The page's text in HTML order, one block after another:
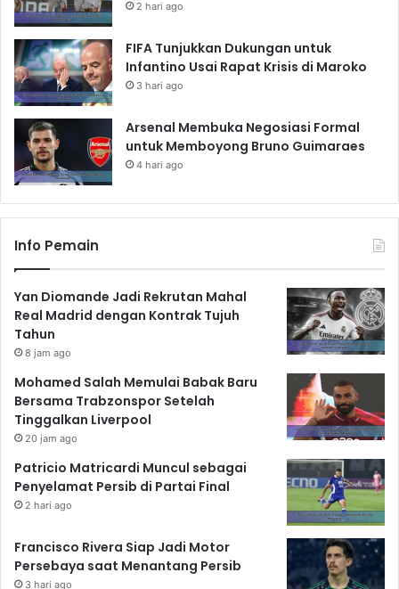
2 hari ago
FIFA Tunjukkan Dukungan untuk
Infantino Usai Rapat Krisis di Maroko
3 hari ago
Arsenal Membuka Negosiasi Formal
untuk Memboyong Bruno Guimaraes
4 hari ago
Info Pemain
Yan Diomande Jadi Rekrutan Mahal
Real Madrid dengan Kontrak Tujuh
Tahun
8 jam ago
Mohamed Salah Memulai Babak Baru
Bersama Trabzonspor Setelah
Tinggalkan Liverpool
20 jam ago
Patricio Matricardi Muncul sebagai
Penyelamat Persib di Partai Final
2 hari ago
Francisco Rivera Siap Jadi Motor
Persebaya saat Menantang Persib
3 hari ago